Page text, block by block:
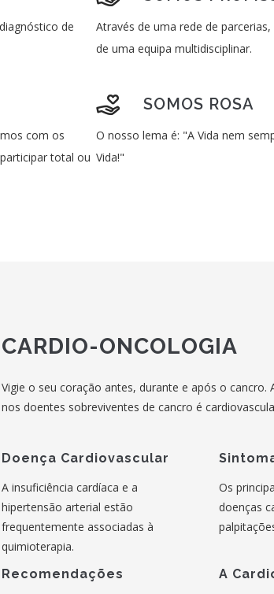
de
com os
total ou
Através de uma rede de
de uma equipa multidisciplinar.
SOMOS ROSA
O nosso lema é: "A Vida nem
Vida!"
CARDIO-ONCOLOGIA
Vigie o seu coração antes, durante e após o cancro.
nos doentes sobreviventes de cancro é
Doença Cardiovascular
A insuficiência cardíaca e a
hipertensão arterial estão
frequentemente associadas à
quimioterapia.
Os
doenças
Recomendações
A